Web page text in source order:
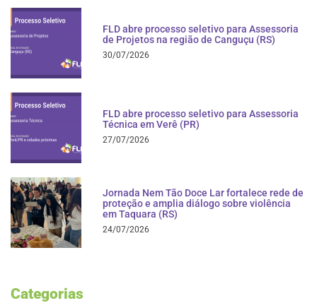
FLD abre processo seletivo para Assessoria
de Projetos na região de Canguçu (RS)
30/07/2026
FLD abre processo seletivo para Assessoria
Técnica em Verê (PR)
27/07/2026
Jornada Nem Tão Doce Lar fortalece rede de
proteção e amplia diálogo sobre violência
em Taquara (RS)
24/07/2026
Categorias